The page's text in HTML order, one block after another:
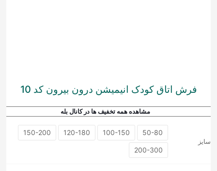
فرش اتاق کودک انیمیشن درون بیرون کد 10
مشاهده همه تخفیف ها در کانال بله
سایز
50-80
100-150
120-180
150-200
200-300